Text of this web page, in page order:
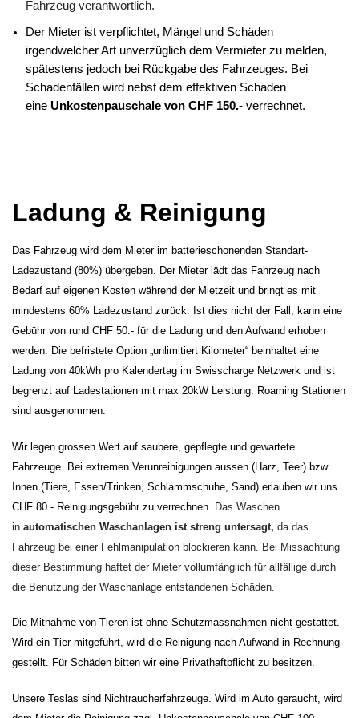
Fahrzeug verantwortlich.
Der Mieter ist verpflichtet, Mängel und Schäden
irgendwelcher Art unverzüglich dem Vermieter zu melden,
spätestens jedoch bei Rückgabe des Fahrzeuges. Bei
Schadenfällen wird nebst dem effektiven Schaden
eine Unkostenpauschale von CHF 150.- verrechnet.
Ladung & Reinigung
Das Fahrzeug wird dem Mieter im batterieschonenden Standart-
Ladezustand (80%) übergeben. Der Mieter lädt das Fahrzeug nach
Bedarf auf eigenen Kosten während der Mietzeit und bringt es mit
mindestens 60% Ladezustand zurück. Ist dies nicht der Fall, kann eine
Gebühr von rund CHF 50.- für die Ladung und den Aufwand erhoben
werden. Die befristete Option „unlimitiert Kilometer“ beinhaltet eine
Ladung von 40kWh pro Kalendertag im Swisscharge Netzwerk und ist
begrenzt auf Ladestationen mit max 20kW Leistung. Roaming Stationen
sind ausgenommen.
Wir legen grossen Wert auf saubere, gepflegte und gewartete
Fahrzeuge. Bei extremen Verunreinigungen aussen (Harz, Teer) bzw.
Innen (Tiere, Essen/Trinken, Schlammschuhe, Sand) erlauben wir uns
CHF 80.- Reinigungsgebühr zu verrechnen. Das Waschen
in automatischen Waschanlagen ist streng untersagt, da das
Fahrzeug bei einer Fehlmanipulation blockieren kann. Bei Missachtung
dieser Bestimmung haftet der Mieter vollumfänglich für allfällige durch
die Benutzung der Waschanlage entstandenen Schäden.
Die Mitnahme von Tieren ist ohne Schutzmassnahmen nicht gestattet.
Wird ein Tier mitgeführt, wird die Reinigung nach Aufwand in Rechnung
gestellt. Für Schäden bitten wir eine Privathaftpflicht zu besitzen.
Unsere Teslas sind Nichtraucherfahrzeuge. Wird im Auto geraucht, wird